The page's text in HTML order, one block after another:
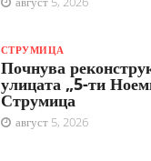
СТРУМИЦА
Почнува
улицата „5-ти
Струмица
август 5, 2026